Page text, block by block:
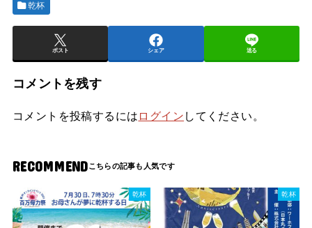
乾杯
ポスト シェア 送る
コメントを残す
コメントを投稿するには ログイン してください。
RECOMMEND
乾杯 乾杯